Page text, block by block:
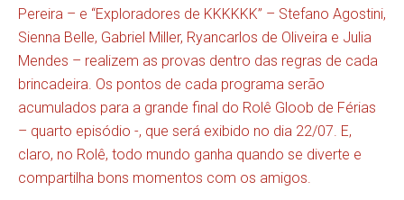
Pereira – e “Exploradores de KKKKKK” – Stefano Agostini,
Sienna Belle, Gabriel Miller, Ryancarlos de Oliveira e Julia
Mendes – realizem as provas dentro das regras de cada
brincadeira. Os pontos de cada programa serão
acumulados para a grande final do Rolê Gloob de Férias
– quarto episódio -, que será exibido no dia 22/07. E,
claro, no Rolê, todo mundo ganha quando se diverte e
compartilha bons momentos com os amigos.